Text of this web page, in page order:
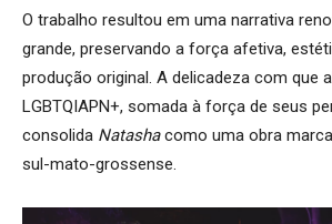
O trabalho resultou em uma narrativa
grande, preservando a força afetiva,
produção original. A delicadeza com que
LGBTQIAPN+, somada à força de seus
consolida Natashacomo uma obra
sul-mato-grossense.